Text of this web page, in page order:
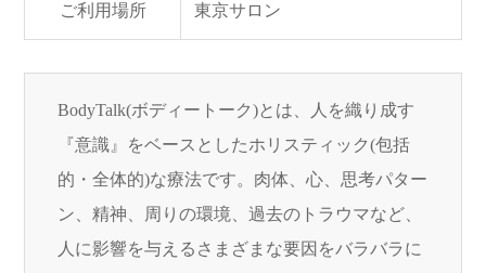
ご利用場所 東京サロン
BodyTalk(ボディートーク)とは、人を織り成す
『意識』をベースとしたホリスティック(包括
的・全体的)な療法です。肉体、心、思考パター
ン、精神、周りの環境、過去のトラウマなど、
人に影響を与えるさまざまな要因をバラバラに